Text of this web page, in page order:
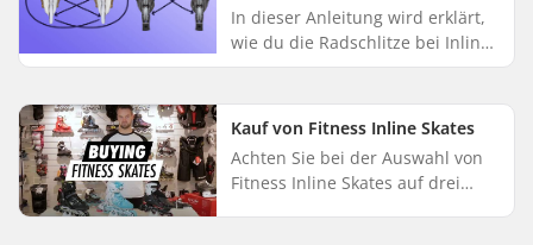
In dieser Anleitung wird erklärt,
wie du die Radschlitze bei Inline
Skates mit 3 oder 4 Rädern
und hinteren Räder nutzen...
Kauf von Fitness Inline Skates
Achten Sie bei der Auswahl von
Fitness Inline Skates auf drei